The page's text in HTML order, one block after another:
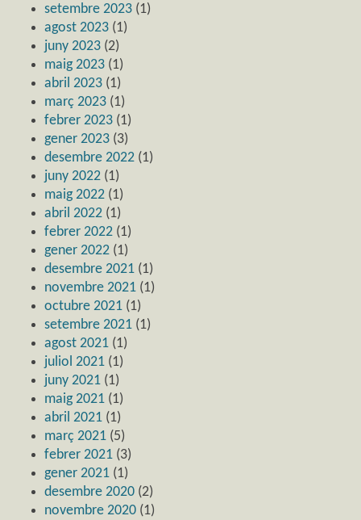
setembre 2023 (1)
agost 2023 (1)
juny 2023 (2)
maig 2023 (1)
abril 2023 (1)
març 2023 (1)
febrer 2023 (1)
gener 2023 (3)
desembre 2022 (1)
juny 2022 (1)
maig 2022 (1)
abril 2022 (1)
febrer 2022 (1)
gener 2022 (1)
desembre 2021 (1)
novembre 2021 (1)
octubre 2021 (1)
setembre 2021 (1)
agost 2021 (1)
juliol 2021 (1)
juny 2021 (1)
maig 2021 (1)
abril 2021 (1)
març 2021 (5)
febrer 2021 (3)
gener 2021 (1)
desembre 2020 (2)
novembre 2020 (1)